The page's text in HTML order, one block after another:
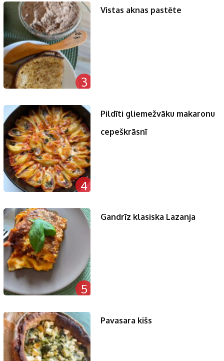
3
Vistas aknas pastēte
4
Pildīti gliemežvāku makaronu
cepeškrāsnī
5
Gandrīz klasiska Lazanja
Pavasara kišs